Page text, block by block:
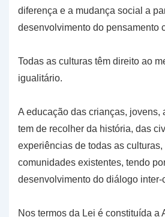
diferença e a mudança social a
desenvolvimento do pensamento
Todas as culturas têm direito ao
igualitário.
A educação das crianças, jovens,
tem de recolher da história, das
experiências de todas as
comunidades existentes, tendo
desenvolvimento do diálogo inter-
Nos termos da Lei é constituída a